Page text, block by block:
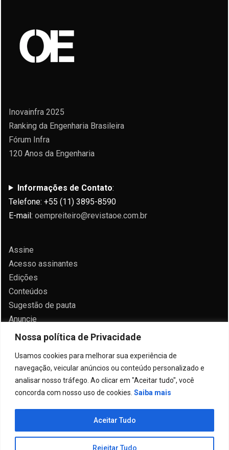
Nossa política de Privacidade
Usamos cookies para melhorar sua experiência de
navegação, veicular anúncios ou conteúdo personalizado e
analisar nosso tráfego. Ao clicar em "Aceitar tudo", você
concorda com nosso uso de cookies. Saiba mais
Rejeitar Tudo
Aceitar Tudo
Inovainfra 2025
Ranking da Engenharia Brasileira
Fórum Infra
120 Anos da Engenharia
Informações de Contato:
Telefone: +55 (11) 3895-8590
E-mail: oempreiteiro@revistaoe.com.br
Assine
Acesso assinantes
Edições
Conteúdos
Sugestão de pauta
Anuncie
Contato
Todos direitos reservados 2024.
Proudly powered by WordPress|Theme: Allure
News byCandid Themes